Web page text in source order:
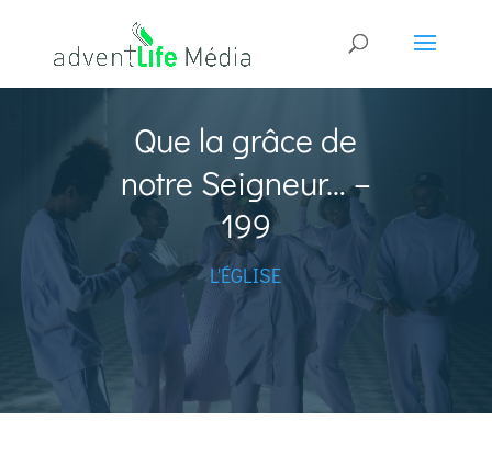
Que la grâce de
notre Seigneur… –
199
L'ÉGLISE